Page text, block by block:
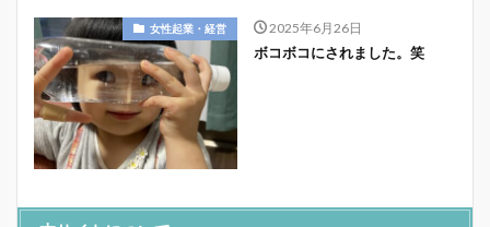
女性起業・経営 2025年6月26日
ボコボコにされました。笑